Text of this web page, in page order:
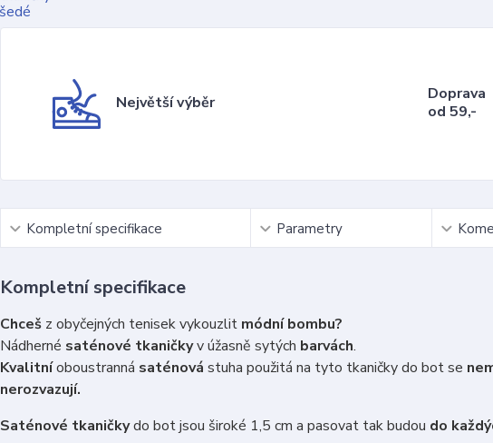
Největší výběr
Doprava
od 59,-
Kompletní specifikace Parametry
Kompletní specifikace
Chcešz obyčejných tenisek vykouzlit módní bombu?
Nádherné saténové tkaničkyv úžasně sytých barvách.
Kvalitníoboustranná saténová stuha použitá na tyto tkaničky do bot se
nerozvazují.
Saténové tkaničkydo bot jsou široké 1,5 cm a pasovat tak budou do